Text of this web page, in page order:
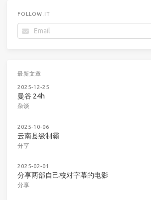
FOLLOW.IT
最新文章
2025-12-25
曼谷 24h
杂谈
2025-10-06
云南县级制霸
分享
2025-02-01
分享两部自己校对字幕的电影
分享